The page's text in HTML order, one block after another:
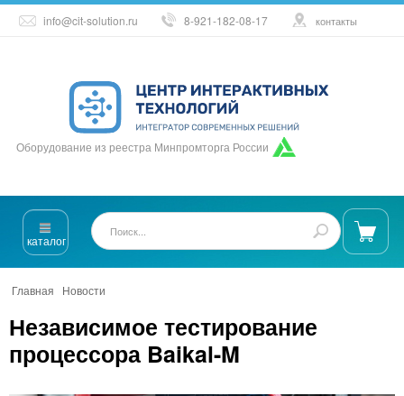
info@cit-solution.ru 8-921-182-08-17 контакты
Оборудование из реестра Минпромторга России
каталог
Главная Новости
Независимое тестирование
процессора Baikal-M